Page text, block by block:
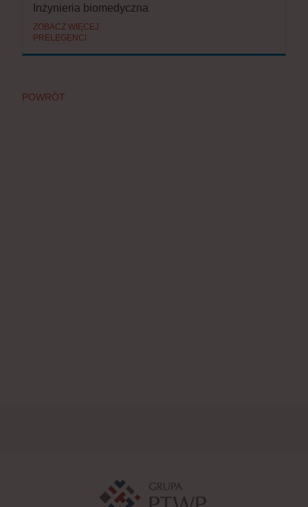
Inżynieria biomedyczna
ZOBACZ WIĘCEJ
PRELEGENCI
POWRÓT